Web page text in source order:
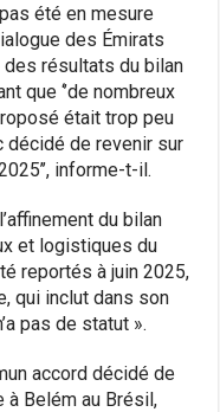
été en mesure
des Émirats
résultats du bilan
que ‘’de nombreux
était trop peu
décidé de revenir sur
informe-t-il.
du bilan
et logistiques du
reportés à juin 2025,
qui inclut dans son
pas de statut ».
accord décidé de
à Belém au Brésil,